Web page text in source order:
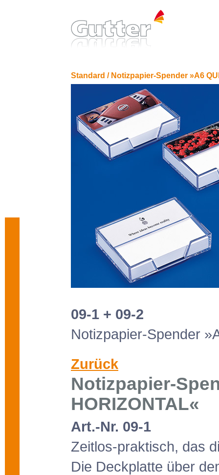
Standard / Notizpapier-Spender »A6
09-1 + 09-2
Notizpapier-Spender
Zurück
Notizpapier-
HORIZONTAL«
Art.-Nr. 09-1
Zeitlos-praktisch, das
Die Deckplatte über